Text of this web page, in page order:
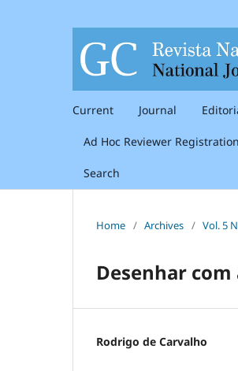
Current Journal
Ad Hoc Reviewer Registration
Search
Home / Archives / Vol. 5
Desenhar
Rodrigo de Carvalho